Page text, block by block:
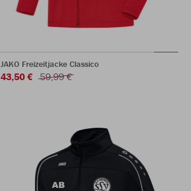
JAKO Freizeitjacke Classico
43,50 € 59,99 €